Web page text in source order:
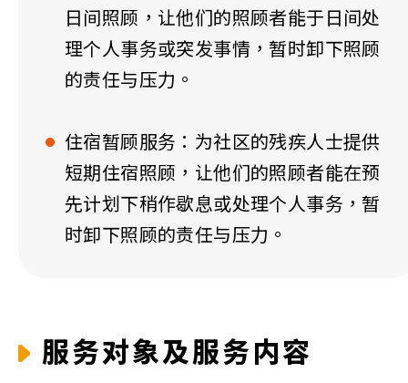
日间照顾，让他们的照顾者能于日间处
理个人事务或突发事情，暂时卸下照顾
的责任与压力。
住宿暂顾服务：为社区的残疾人士提供
短期住宿照顾，让他们的照顾者能在预
先计划下稍作歇息或处理个人事务，暂
时卸下照顾的责任与压力。
服务对象及服务内容